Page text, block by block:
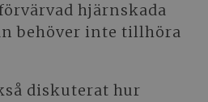
hjärnskada
behöver inte tillhöra
diskuterat hur